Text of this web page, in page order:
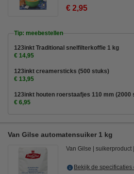
€ 2,95
Tip: meebestellen
123inkt Traditional snelfilterkoffie 1 kg
€ 14,95
123inkt creamersticks (500 stuks)
€ 13,95
123inkt houten roerstaafjes 110 mm (2000
€ 6,95
Van Gilse automatensuiker 1 kg
Van Gilse suikerproduct
Bekijk de